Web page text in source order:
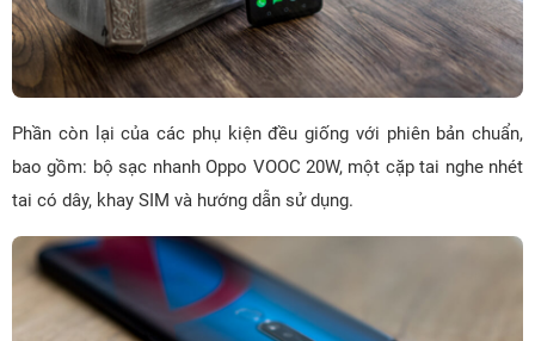
Phần còn lại của các phụ kiện đều giống với phiên bản chuẩn,
bao gồm: bộ sạc nhanh Oppo VOOC 20W, một cặp tai nghe nhét
tai có dây, khay SIM và hướng dẫn sử dụng.